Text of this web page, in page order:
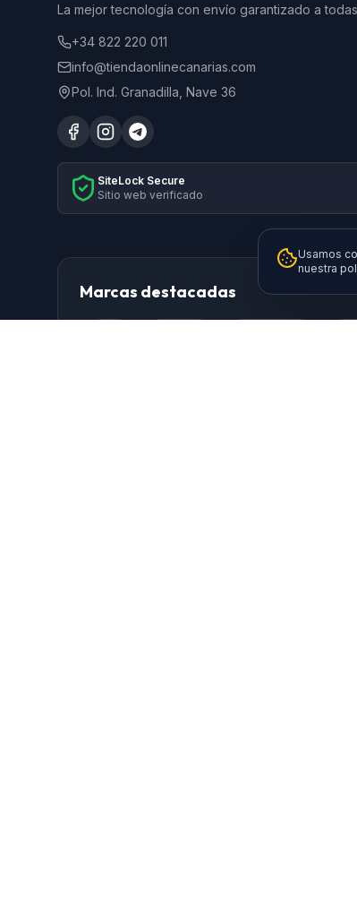
La mejor tecnología con envío garantizado a todas
+34 822 220 011
info@tiendaonlinecanarias.com
Pol. Ind. Granadilla, Nave 36
SiteLock Secure
Sitio web verificado
Marcas destacadas
Usamos
nuestra